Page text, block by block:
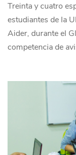
Treinta y cuatro
estudiantes de la
Aider, durante el
competencia de